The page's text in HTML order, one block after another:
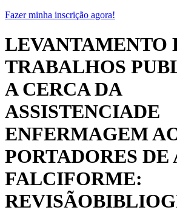
Fazer minha inscrição agora!
LEVANTAMENTO
TRABALHOS
A CERCA DA
ASSISTENCIADE
ENFERMAGEM
PORTADORES
FALCIFORME: